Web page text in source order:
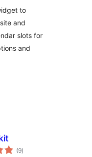
to
and
slots for
and
(9कुल
दर)